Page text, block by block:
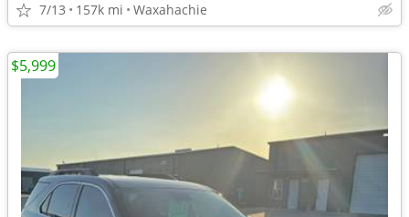
7/13 157k mi Waxahachie
$5,999